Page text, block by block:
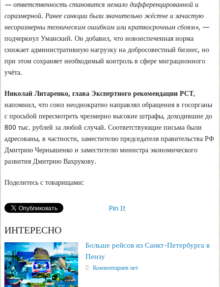
— ответственность становится немало дифференцированной и
соразмерной. Ранее санкции были значительно жёстче и зачастую
несоразмерны техническим ошибкам или краткосрочным сбоям», —
подчеркнул Уманский. Он добавил, что новоиспеченная норма
снижает административную нагрузку на добросовестный бизнес, но
при этом сохраняет необходимый контроль в сфере миграционного
учёта.
Николай Литаренко, глава Экспертного рекомендации РСТ,
напомнил, что союз неоднократно направлял обращения в госорганы
с просьбой пересмотреть чрезмерно высокие штрафы, доходившие до
800 тыс. рублей за любой случай. Соответствующие письма были
адресованы, в частности, заместителю председателя правительства РФ
Дмитрию Чернышенко и заместителю министра экономического
развития Дмитрию Вахрукову.
Поделитесь с товарищами:
Pin It
ИНТЕРЕСНО
Больше рейсов из Санкт-Петербурга в
Пензу
Комментариев нет